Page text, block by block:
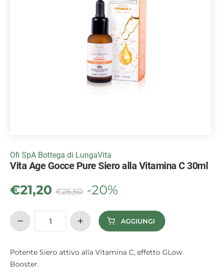
Ofi SpA Bottega di LungaVita
Vita Age Gocce Pure Siero alla Vitamina C 30ml
€21,20 €26,50 -20%
AGGIUNGI
Potente Siero attivo alla Vitamina C, effetto GLow
Booster.